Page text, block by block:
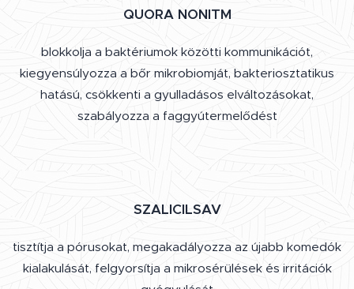
QUORA NONITM
blokkolja a baktériumok közötti kommunikációt,
kiegyensúlyozza a bőr mikrobiomját, bakteriosztatikus
hatású, csökkenti a gyulladásos elváltozásokat,
szabályozza a faggyútermelődést
SZALICILSAV
tisztítja a pórusokat, megakadályozza az újabb komedók
kialakulását, felgyorsítja a mikrosérülések és irritációk